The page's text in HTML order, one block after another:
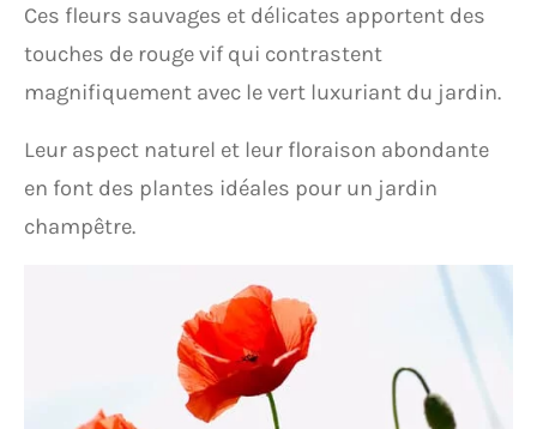
Ces fleurs sauvages et délicates apportent des
touches de rouge vif qui contrastent
magnifiquement avec le vert luxuriant du jardin.
Leur aspect naturel et leur floraison abondante
en font des plantes idéales pour un jardin
champêtre.